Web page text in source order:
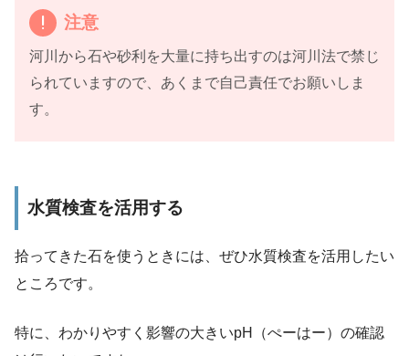
注意
河川から石や砂利を大量に持ち出すのは河川法で禁じ
られていますので、あくまで自己責任でお願いしま
す。
水質検査を活用する
拾ってきた石を使うときには、ぜひ水質検査を活用 したい
ところです。
特に、わかりやすく影響の大きいpH（ぺーはー）の確認